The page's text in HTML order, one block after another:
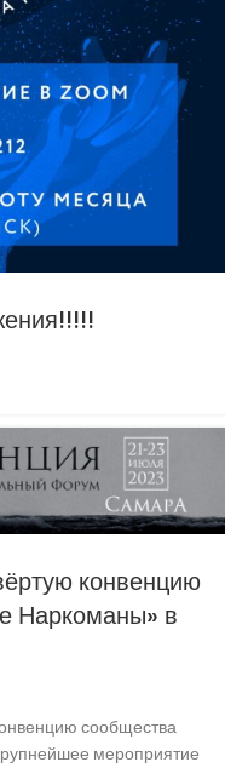
конвенцию
Наркоманы» в
сообщества
мероприятие